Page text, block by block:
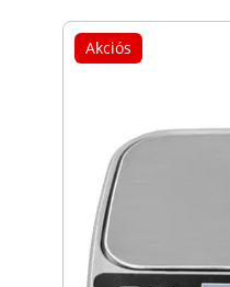
Akciós